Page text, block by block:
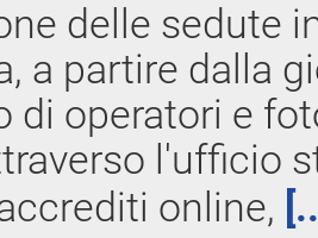
delle sedute
a partire dalla
di operatori e
l'ufficio
online,